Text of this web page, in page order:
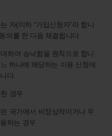
자(이하 “가입신청자”라 합니
의를 한 다음 체결됩니다.
하여 승낙함을 원칙으로 합니
하나에 해당하는 이용 신청에
다.
경우
국가에서 비정상적이거나 우
하는 경우